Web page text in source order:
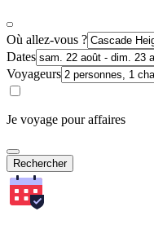
Où allez-vous ?
Dates
Voyageurs
Je voyage pour affaires
Rechercher